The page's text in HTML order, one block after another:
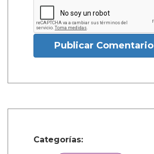
Publicar Comentario
Categorías: